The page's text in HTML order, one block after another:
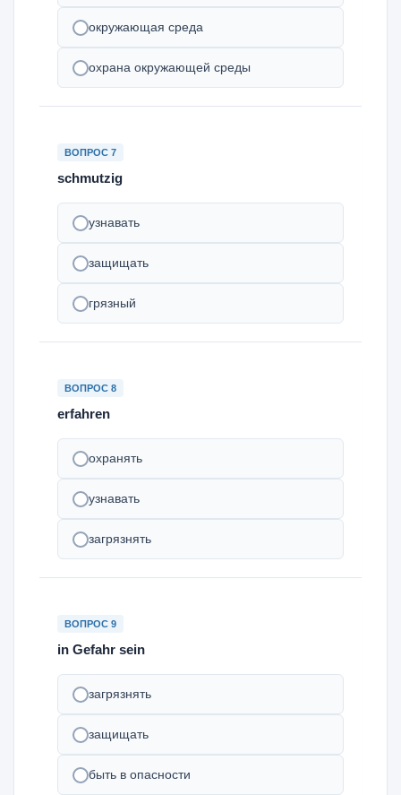
окружающая среда
охрана окружающей среды
ВОПРОС 7
schmutzig
узнавать
защищать
грязный
ВОПРОС 8
erfahren
охранять
узнавать
загрязнять
ВОПРОС 9
in Gefahr sein
загрязнять
защищать
быть в опасности